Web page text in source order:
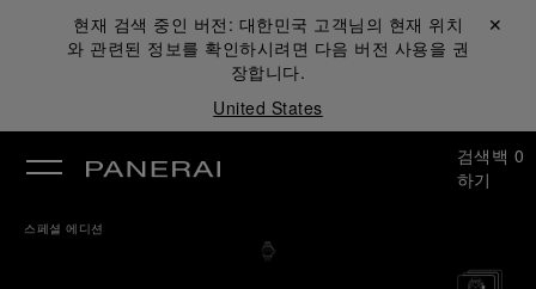
현재 검색 중인 버전: 대한민국 고객님의 현재 위치
와 관련된 정보를 확인하시려면 다음 버전 사용을 권
장합니다.
United States
닫기 ✕
검색
하기
백 0
스페셜 에디션